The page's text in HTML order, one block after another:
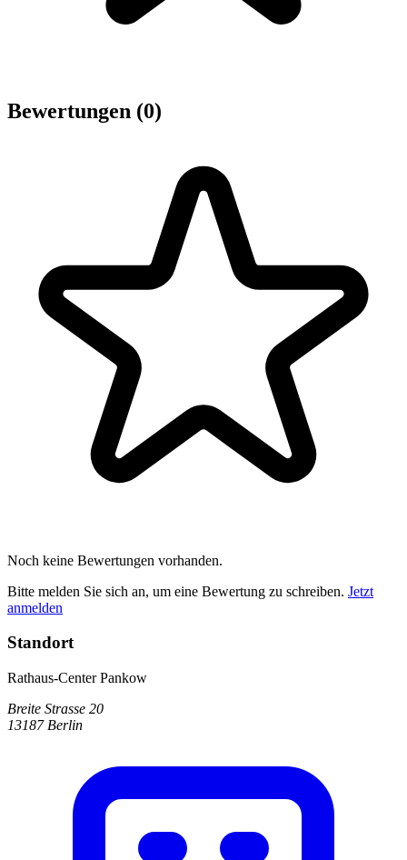
Bewertungen (0)
Noch keine Bewertungen vorhanden.
Bitte melden Sie sich an, um eine Bewertung zu schreiben. Jetzt
anmelden
Standort
Rathaus-Center Pankow
Breite Strasse 20
13187 Berlin